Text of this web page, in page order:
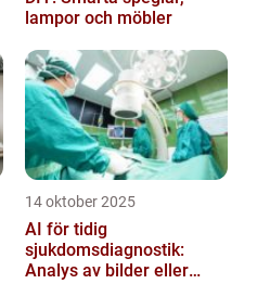
lampor och möbler
14 oktober 2025
AI för tidig
sjukdomsdiagnostik:
Analys av bilder eller